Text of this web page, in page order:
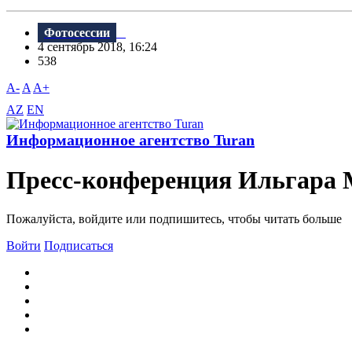
Фотосессии
4 сентябрь 2018, 16:24
538
A- A A+
AZ EN
Информационное агентство Turan
Пресс-конференция Ильгара
Пожалуйста, войдите или подпишитесь, чтобы читать больше
Войти Подписаться